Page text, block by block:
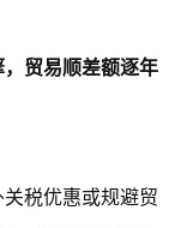
贸易顺差额逐年
税优惠或规避贸